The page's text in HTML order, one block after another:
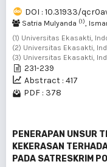
DOI : 10.31933/
Satria Mulyanda (1),
(1) Universitas Ekasakti,
(2) Universitas Ekasakti,
(3) Universitas Ekasakti,
231-239
Abstract : 417
PDF : 378
PENERAPAN UNSUR
KEKERASAN
PADA SATRESKRIM